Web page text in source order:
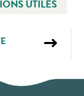
UTILES